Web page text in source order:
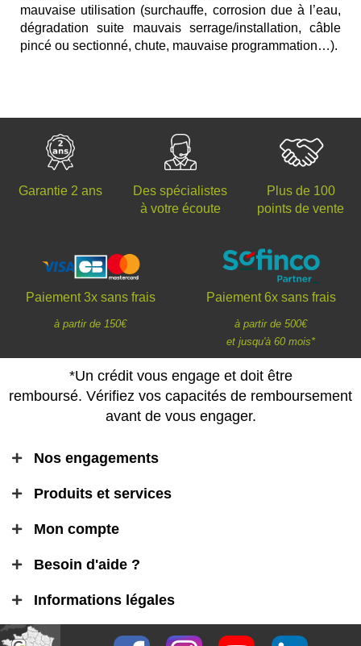
mauvaise utilisation (surchauffe, corrosion due à l’eau,
dégradation suite mauvais serrage/installation, câble
pincé ou sectionné, chute, mauvaise programmation…).
Garantie 2 ans
Des spécialistes
à votre écoute
Plus de 100
points de vente
Paiement 3x sans frais
à partir de 150€
Paiement 6x sans frais
à partir de 500€
et jusqu'à 60 mois*
*Un crédit vous engage et doit être
remboursé. Vérifiez vos capacités de remboursement
avant de vous engager.
Nos engagements
Produits et services
Mon compte
Besoin d'aide ?
Informations légales